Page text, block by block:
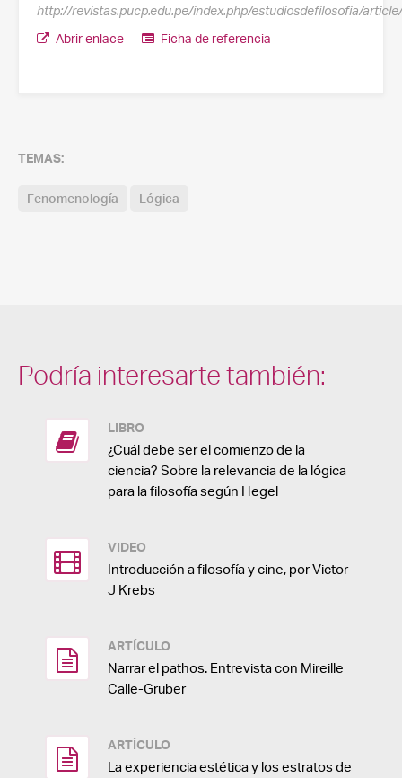
http://revistas.pucp.edu.pe/index.php/estudiosdefilosofia/
Abrir enlace
Ficha de referencia
TEMAS:
Fenomenología Lógica
Podría interesarte también:
LIBRO
¿Cuál debe ser el comienzo de la
ciencia? Sobre la relevancia de la lógica
para la filosofía según Hegel
VIDEO
Introducción a filosofía y cine, por Victor
J Krebs
ARTÍCULO
Narrar el pathos. Entrevista con Mireille
Calle-Gruber
ARTÍCULO
La experiencia estética y los estratos de